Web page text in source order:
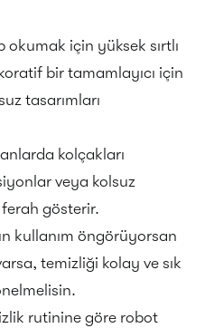
okumak için yüksek sırtlı
bir tamamlayıcı için
tasarımları
kolçakları
veya kolsuz
gösterir.
kullanım öngörüyorsan
temizliği kolay ve sık
rutinine göre robot